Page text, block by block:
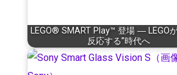
LEGO® SMART Play™ 登場 ― LEGO
反応する”時代へ